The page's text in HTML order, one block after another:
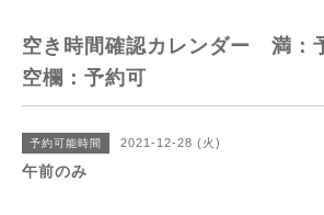
空き時間確認カレンダー 満
空欄：予約可
予約可能時間 2021-12-28 (火)
午前のみ